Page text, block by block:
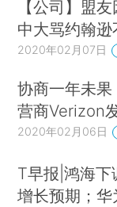
【公司】盟
中大骂约翰逊
2020年02月07日
协商一年未
营商Verizon
2020年02月06日
T早报|鸿海
增长预期；